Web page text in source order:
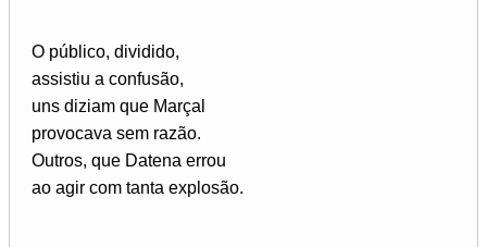
O público, dividido,
assistiu a confusão,
uns diziam que Marçal
provocava sem razão.
Outros, que Datena errou
ao agir com tanta explosão.